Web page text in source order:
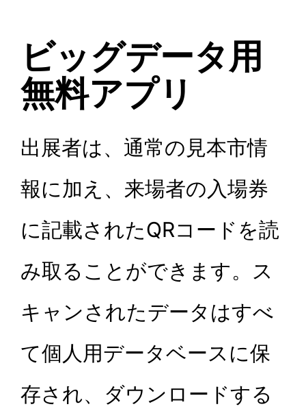
ビッグデータ用
無料アプリ
出展者は、通常の見本市情
報に加え、来場者の入場券
に記載されたQRコードを読
み取ることができます。ス
キャンされたデータはすべ
て個人用データベースに保
存され、ダウンロードする